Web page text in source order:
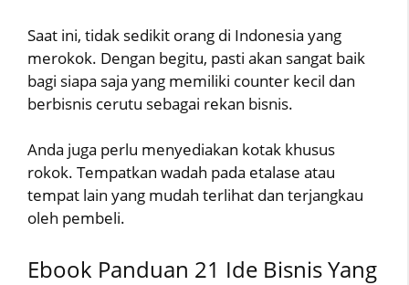
Saat ini, tidak sedikit orang di Indonesia yang
merokok. Dengan begitu, pasti akan sangat baik
bagi siapa saja yang memiliki counter kecil dan
berbisnis cerutu sebagai rekan bisnis.
Anda juga perlu menyediakan kotak khusus
rokok. Tempatkan wadah pada etalase atau
tempat lain yang mudah terlihat dan terjangkau
oleh pembeli.
Ebook Panduan 21 Ide Bisnis Yang